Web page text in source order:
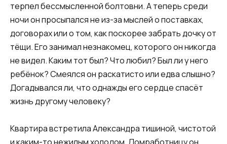
терпел бессмысленной болтовни. А теперь среди
ночи он просыпался не из-за мыслей о поставках,
договорах или о том, как поскорее забрать дочку от
тёщи. Его занимал незнакомец, которого он никогда
не видел. Каким тот был? Что любил? Был ли у него
ребёнок? Смеялся он раскатисто или едва слышно?
Догадывался ли, что однажды его сердце спасёт
жизнь другому человеку?
Квартира встретила Александра тишиной, чистотой